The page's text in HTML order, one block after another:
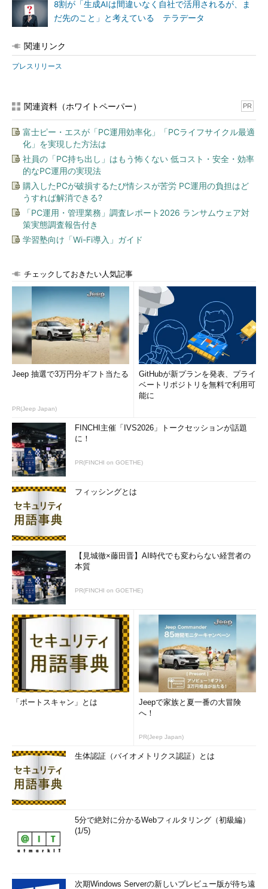
8割が「生成AIは間違いなく自社で活用されるが、ま
だ先のこと」と考えている テラデータ
関連リンク
プレスリリース
関連資料（ホワイトペーパー） PR
富士ピー・エスが「PC運用効率化」「PCライフサイクル最適
化」を実現した方法は
社員の「PC持ち出し」はもう怖くない 低コスト・安全・効率
的なPC運用の実現法
購入したPCが破損するたび情シスが苦労 PC運用の負担はど
うすれば解消できる?
「PC運用・管理業務」調査レポート2026 ランサムウェア対
策実態調査報告付き
学習塾向け「Wi-Fi導入」ガイド
チェックしておきたい人気記事
Jeep 抽選で3万円分ギフト当たる
PR(Jeep Japan)
GitHubが新プランを発表、プライ
ベートリポジトリを無料で利用可
能に
FINCHI主催「IVS2026」トークセッションが話題
に！
PR(FINCHI on GOETHE)
フィッシングとは
【見城徹×藤田晋】AI時代でも変わらない経営者の
本質
PR(FINCHI on GOETHE)
「ポートスキャン」とは
Jeepで家族と夏一番の大冒険
へ！
PR(Jeep Japan)
生体認証（バイオメトリクス認証）とは
5分で絶対に分かるWebフィルタリング（初級編）
(1/5)
次期Windows Serverの新しいプレビュー版が待ち遠